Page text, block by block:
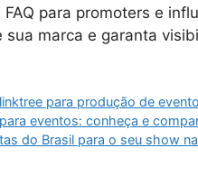
para promoters e
sua marca e garanta
linktree para produção de
eventos: conheça e
do Brasil para o seu show